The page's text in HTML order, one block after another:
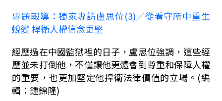
專題報導：獨家專訪盧思位(3)∕從看守所中重生
蛻變 捍衛人權信念更堅
經歷過在中國監獄裡的日子，盧思位強調，這些經
歷並未打倒他，不僅讓他更體會到尊重和保障人權
的重要，也更加堅定他捍衛法律價值的立場。(編
輯：鍾錦隆)